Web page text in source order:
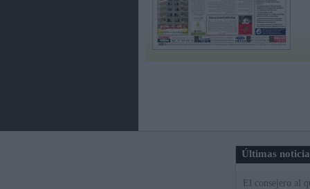
Últimas
El consejero al